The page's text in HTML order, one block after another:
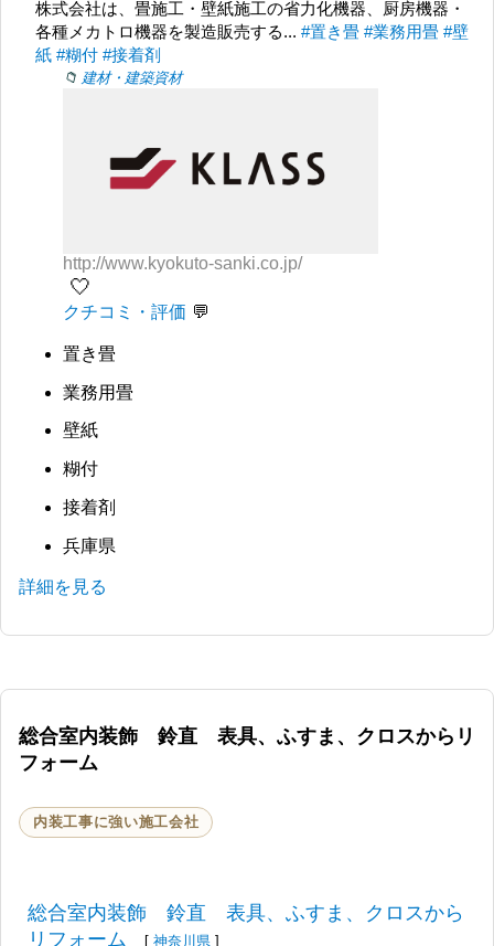
株式会社は、畳施工・壁紙施工の省力化機器、厨房機器・
各種メカトロ機器を製造販売する...#置き畳 #業務用畳 #壁
紙 #糊付 #接着剤
建材・建築資材
http://www.kyokuto-sanki.co.jp/
🤍
クチコミ・評価
置き畳
業務用畳
壁紙
糊付
接着剤
兵庫県
詳細を見る
総合室内装飾 鈴直 表具、ふすま、クロスからリ
フォーム
内装工事に強い施工会社
総合室内装飾 鈴直 表具、ふすま、クロスから
リフォーム
[ 神奈川県 ]